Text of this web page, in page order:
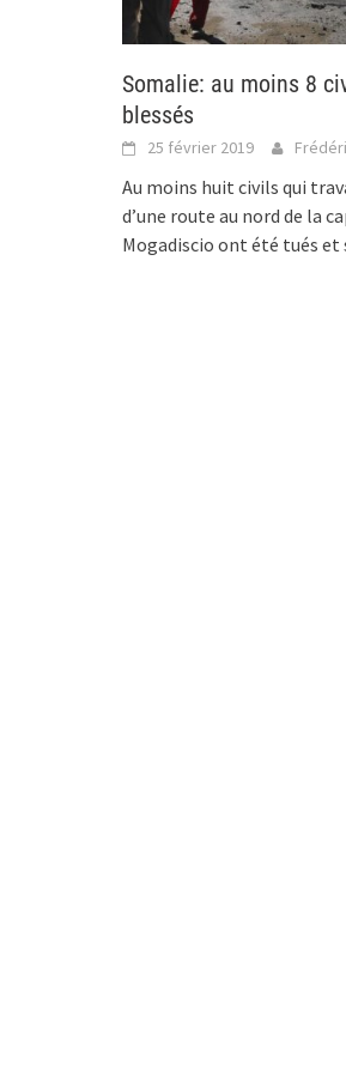
Somalie: au moins 8
blessés
25 février 2019
Au moins huit civils qui
d’une route au nord de la
Mogadiscio ont été tués et